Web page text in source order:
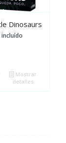
Dinosaurs
incluído
Mostrar
detalles